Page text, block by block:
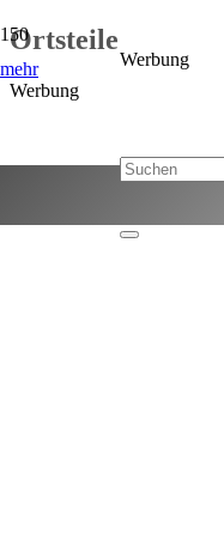
mehr Werbung
Ortsteile
Werbung